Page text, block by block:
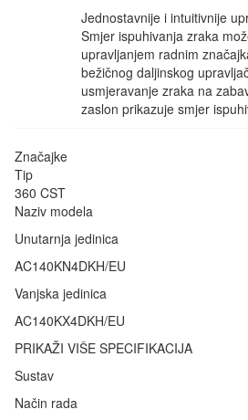
Jednostavnije i intuitivnije
Smjer ispuhivanja zraka
upravljanjem radnim
bežičnog daljinskog
usmjeravanje zraka na
zaslon prikazuje smjer
Značajke
Tip
360 CST
Naziv modela
Unutarnja jedinica
AC140KN4DKH/EU
Vanjska jedinica
AC140KX4DKH/EU
PRIKAŽI VIŠE SPECIFIKACIJA
Sustav
Način rada